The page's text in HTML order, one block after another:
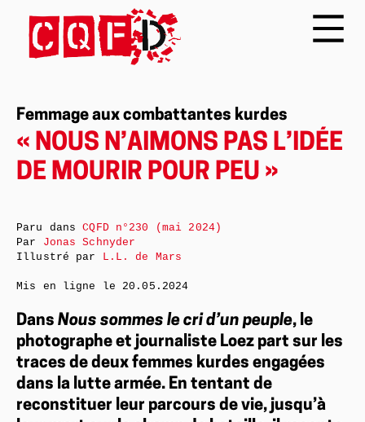
Femmage aux combattantes kurdes
« NOUS N’AIMONS PAS L’IDÉE
DE MOURIR POUR PEU »
Dans Nous sommes le cri d’un peuple, le
photographe et journaliste Loez part sur les
traces de deux femmes kurdes engagées
dans la lutte armée. En tentant de
reconstituer leur parcours de vie, jusqu’à
Paru dansCQFD n°230 (mai 2024)
Par Jonas Schnyder
Illustré par L.L. de Mars
Mis en ligne le 20.05.2024